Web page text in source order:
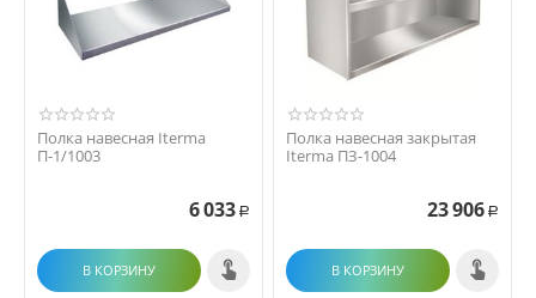
Полка навесная Iterma
П-1/1003
6 033 Р
В КОРЗИНУ
Полка навесная закрытая
Iterma ПЗ-1004
23 906 Р
В КОРЗИНУ